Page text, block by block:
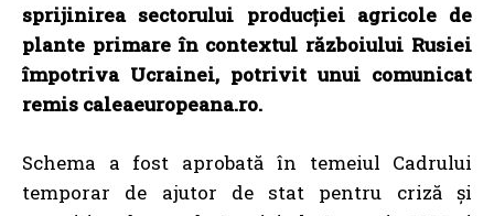
sprijinirea sectorului producției agricole de
plante primare în contextul războiului Rusiei
împotriva Ucrainei, potrivit unui comunicat
remis caleaeuropeana.ro.
Schema a fost aprobată în temeiul Cadrului
temporar de ajutor de stat pentru criză și